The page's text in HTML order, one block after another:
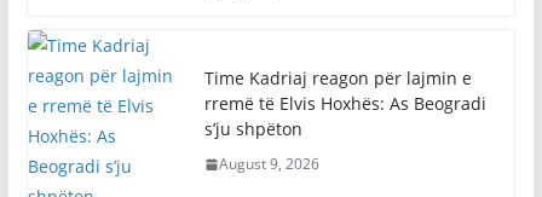
Time Kadriaj reagon për lajmin e
rremë të Elvis Hoxhës: As Beogradi
s’ju shpëton
August 9, 2026